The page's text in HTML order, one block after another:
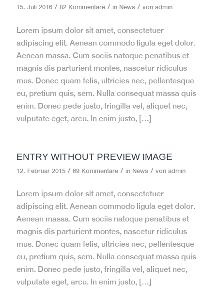
15. Juli 2016 / 82 Kommentare / in News / von admin
Lorem ipsum dolor sit amet, consectetuer
adipiscing elit. Aenean commodo ligula eget dolor.
Aenean massa. Cum sociis natoque penatibus et
magnis dis parturient montes, nascetur ridiculus
mus. Donec quam felis, ultricies nec, pellentesque
eu, pretium quis, sem. Nulla consequat massa quis
enim. Donec pede justo, fringilla vel, aliquet nec,
vulputate eget, arcu. In enim justo, […]
ENTRY WITHOUT PREVIEW IMAGE
12. Februar 2015 / 69 Kommentare / in News / von admin
Lorem ipsum dolor sit amet, consectetuer
adipiscing elit. Aenean commodo ligula eget dolor.
Aenean massa. Cum sociis natoque penatibus et
magnis dis parturient montes, nascetur ridiculus
mus. Donec quam felis, ultricies nec, pellentesque
eu, pretium quis, sem. Nulla consequat massa quis
enim. Donec pede justo, fringilla vel, aliquet nec,
vulputate eget, arcu. In enim justo, […]